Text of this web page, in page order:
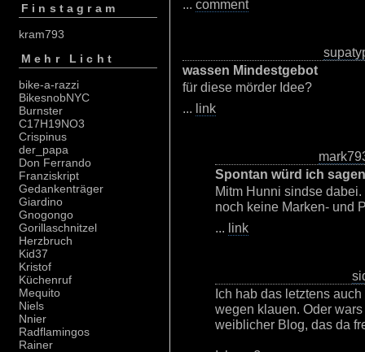
Finstagram
kram793
Mehr Licht
bike-a-razzi
BikesnobNYC
Burnster
C17H19NO3
Crispinus
der_papa
Don Ferrando
Franziskript
Gedankenträger
Giardino
Gnogongo
Gorillaschnitzel
Herzbruch
Kid37
Kristof
Küchenruf
Mequito
Niels
Nnier
Radflamingos
Rainer
... comment
wassen Mindestgebot
für diese mörder Idee?
... link
Spontan würd ich
Mitm Hunni sindse
noch keine Marken- und
... link
Ich hab das letztens
wegen klauen. Oder
weiblicher Blog, das da